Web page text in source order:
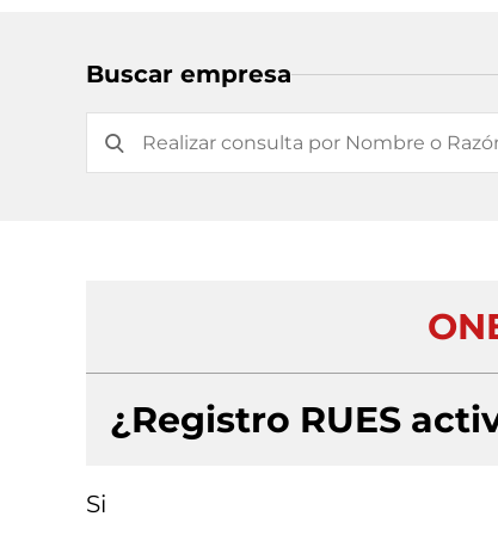
Buscar empresa
¿Registro RUES
Si